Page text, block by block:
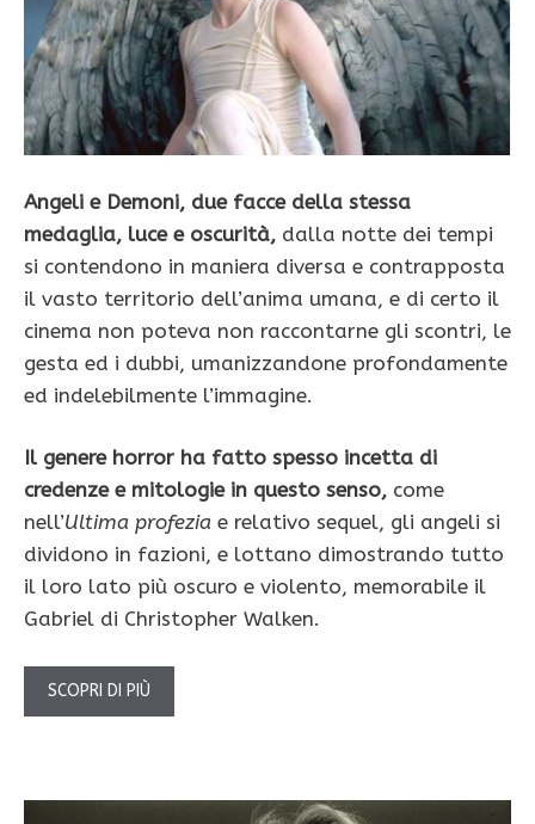
Angeli e Demoni, due facce della stessa
medaglia, luce e oscurità, dalla notte dei tempi
si contendono in maniera diversa e contrapposta
il vasto territorio dell’anima umana, e di certo il
cinema non poteva non raccontarne gli scontri, le
gesta ed i dubbi, umanizzandone profondamente
ed indelebilmente l’immagine.
Il genere horror ha fatto spesso incetta di
credenze e mitologie in questo senso, come
nell’Ultima profezia e relativo sequel, gli angeli si
dividono in fazioni, e lottano dimostrando tutto
il loro lato più oscuro e violento, memorabile il
Gabriel di Christopher Walken.
SCOPRI DI PIÙ